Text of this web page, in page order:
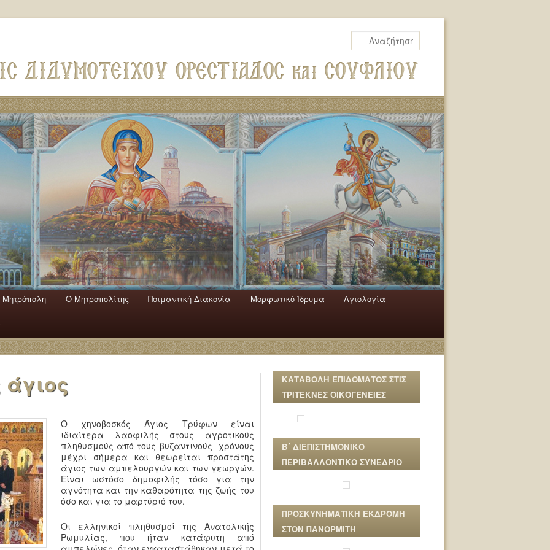
Mητρόπολη Ο Mητροπολίτης Ποιμαντική Διακονία Μορφωτικό Ίδρυμα Αγιολογία
Ο χηνοβοσκός Άγιος Τρύφων είναι
ιδιαίτερα λαοφιλής στους αγροτικούς
πληθυσμούς από τους βυζαντινούς χρόνους
μέχρι σήμερα και θεωρείται προστάτης
άγιος των αμπελουργών και των γεωργών.
Είναι ωστόσο δημοφιλής τόσο για την
αγνότητα και την καθαρότητα της ζωής του
όσο και για το μαρτύριό του.
Οι ελληνικοί πληθυσμοί της Ανατολικής
Ρωμυλίας, που ήταν κατάφυτη από
ΚΑΤΑΒΟΛΗ ΕΠΙΔΟΜΑΤΟΣ ΣΤΙΣ
ΤΡΙΤΕΚΝΕΣ ΟΙΚΟΓΕΝΕΙΕΣ
Β΄ ΔΙΕΠΙΣΤΗΜΟΝΙΚΟ
ΠΕΡΙΒΑΛΛΟΝΤΙΚΟ ΣΥΝΕΔΡΙΟ
ΠΡΟΣΚΥΝΗΜΑΤΙΚΗ ΕΚΔΡΟΜΗ
ΣΤΟΝ ΠΑΝΟΡΜΙΤΗ